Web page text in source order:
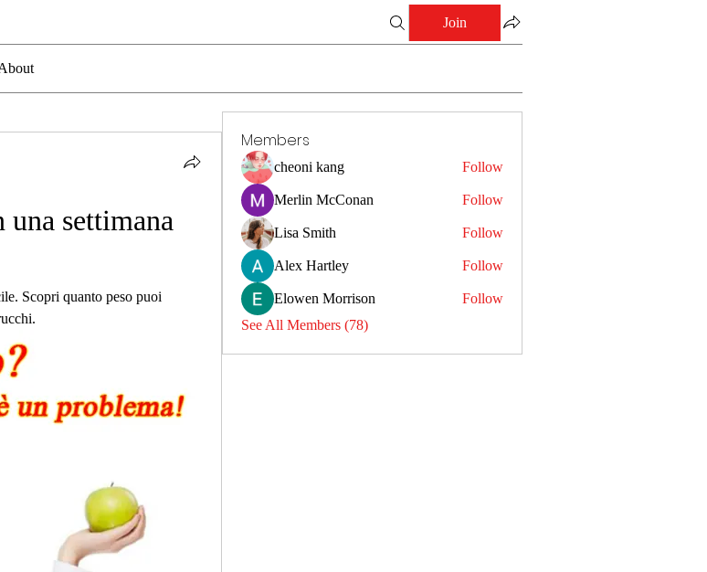
Join
una settimana
Scopri quanto peso puoi
Members
cheoni kang Follow
Merlin McConan Follow
Lisa Smith Follow
Alex Hartley Follow
Elowen Morrison
Follow
See All Members (78)